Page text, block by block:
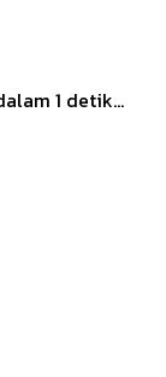
1 detik...